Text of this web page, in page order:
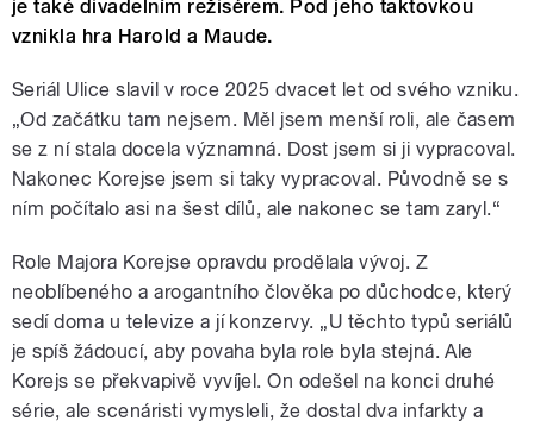
je také divadelním režisérem. Pod jeho taktovkou
vznikla hra Harold a Maude.
Seriál Ulice slavil v roce 2025 dvacet let od svého vzniku.
„Od začátku tam nejsem. Měl jsem menší roli, ale časem
se z ní stala docela významná. Dost jsem si ji vypracoval.
Nakonec Korejse jsem si taky vypracoval. Původně se s
ním počítalo asi na šest dílů, ale nakonec se tam zaryl.“
Role Majora Korejse opravdu prodělala vývoj. Z
neoblíbeného a arogantního člověka po důchodce, který
sedí doma u televize a jí konzervy. „U těchto typů seriálů
je spíš žádoucí, aby povaha byla role byla stejná. Ale
Korejs se překvapivě vyvíjel. On odešel na konci druhé
série, ale scenáristi vymysleli, že dostal dva infarkty a